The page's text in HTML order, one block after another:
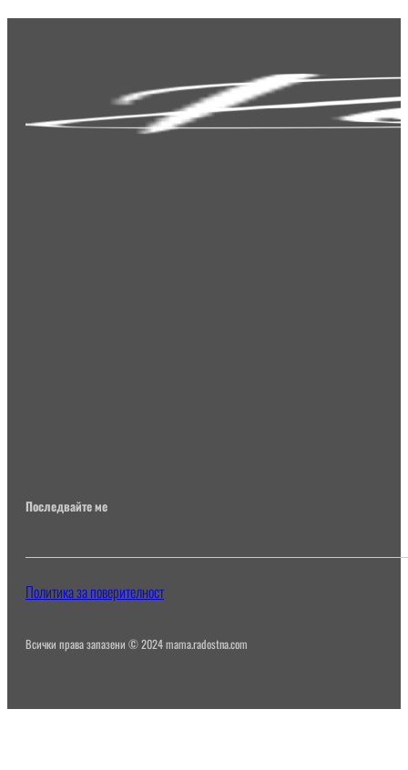
Последвайте ме
Всички права запазени © 2024 mama.radostna.com
Политика за поверителност